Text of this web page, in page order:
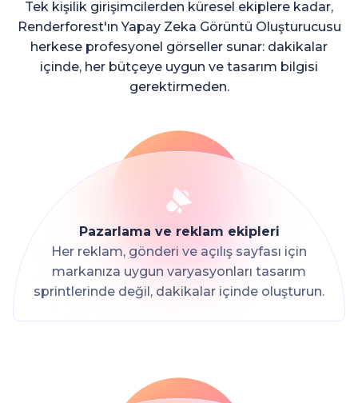
Tek kişilik girişimcilerden küresel ekiplere kadar,
Renderforest'ın Yapay Zeka Görüntü Oluşturucusu
herkese profesyonel görseller sunar: dakikalar
içinde, her bütçeye uygun ve tasarım bilgisi
gerektirmeden.
Pazarlama ve reklam ekipleri
Her reklam, gönderi ve açılış sayfası için
markanıza uygun varyasyonları tasarım
sprintlerinde değil, dakikalar içinde oluşturun.